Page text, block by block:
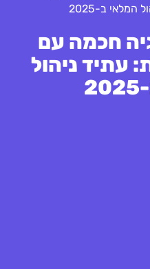
ב-2025
חכמה עם
עתיד ניהול